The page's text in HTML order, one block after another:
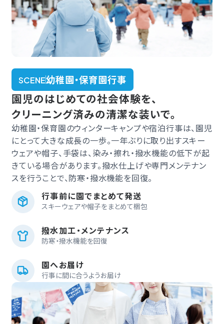
SCENE幼稚園・保育園行事
園児のはじめての社会体験を、
クリーニング済みの清潔な装いで。
幼稚園・保育園のウィンターキャンプや宿泊行事は、園児
にとって大きな成長の一歩。一年ぶりに取り出すスキー
ウェアや帽子、手袋は、染み・擦れ・撥水機能の低下が起
きている場合があります。撥水仕上げや専門メンテナン
スを行うことで、防寒・撥水機能を回復。
行事前に園でまとめて発送
スキーウェアや帽子をまとめて梱包
撥水加工・メンテナンス
防寒・撥水機能を回復
園へお届け
行事に間に合うようお届け